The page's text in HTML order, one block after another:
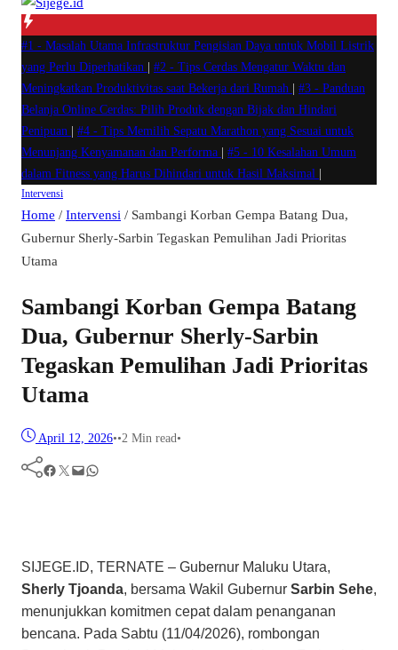
#1 - Masalah Utama Infrastruktur Pengisian Daya untuk Mobil Listrik
yang Perlu Diperhatikan
#2 - Tips Cerdas Mengatur Waktu dan
Meningkatkan Produktivitas saat Bekerja dari Rumah
#3 - Panduan
Belanja Online Cerdas: Pilih Produk dengan Bijak dan Hindari
Penipuan
#4 - Tips Memilih Sepatu Marathon yang Sesuai untuk
Menunjang Kenyamanan dan Performa
#5 - 10 Kesalahan Umum
dalam Fitness yang Harus Dihindari untuk Hasil Maksimal
Intervensi
Home / Intervensi / Sambangi Korban Gempa Batang Dua,
Gubernur Sherly-Sarbin Tegaskan Pemulihan Jadi Prioritas
Utama
Sambangi Korban Gempa Batang
Dua, Gubernur Sherly-Sarbin
Tegaskan Pemulihan Jadi Prioritas
Utama
April 12, 2026••2 Min read•
Facebook Twitter Mail WhatsApp
​SIJEGE.ID, TERNATE – Gubernur Maluku Utara,
Sherly Tjoanda, bersama Wakil Gubernur Sarbin Sehe,
menunjukkan komitmen cepat dalam penanganan
bencana. Pada Sabtu (11/04/2026), rombongan